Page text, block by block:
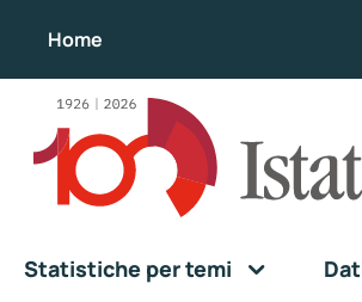
Home
Statistiche per temi